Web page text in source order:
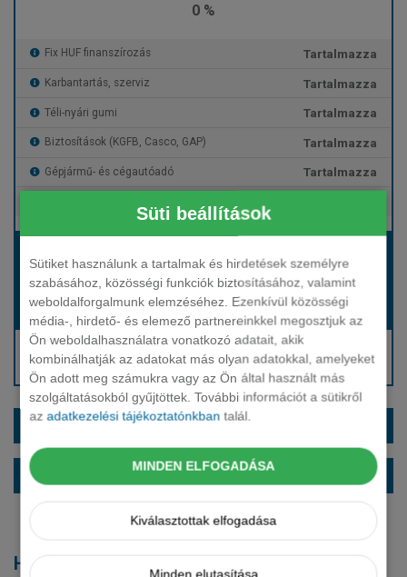
Süti beállítások
Sütiket használunk a tartalmak és hirdetések személyre
szabásához, közösségi funkciók biztosításához, valamint
weboldalforgalmunk elemzéséhez. Ezenkívül közösségi
média-, hirdető- és elemező partnereinkkel megosztjuk az
Ön weboldalhasználatra vonatkozó adatait, akik
kombinálhatják az adatokat más olyan adatokkal, amelyeket
Ön adott meg számukra vagy az Ön által használt más
szolgáltatásokból gyűjtöttek. További információt a sütikről
azadatkezelési tájékoztatónkban talál.
MINDEN ELFOGADÁSA
Kiválasztottak elfogadása
Minden elutasítása
0 %
Fix HUF finanszírozás Tartalmazza
Karbantartás, szerviz Tartalmazza
Téli-nyári gumi Tartalmazza
Biztosítások (KGFB, Casco, GAP) Tartalmazza
Gépjármű- és cégautóadó Tartalmazza
Hívjon bennünket!
Hívjon bennünket!
Hívjon: +36 1 888 0088
Kérjen visszahívást!
EXTRÁK ÉS SZÍNEK
ALAPFELSZERELTSÉG
Hasonló modellek